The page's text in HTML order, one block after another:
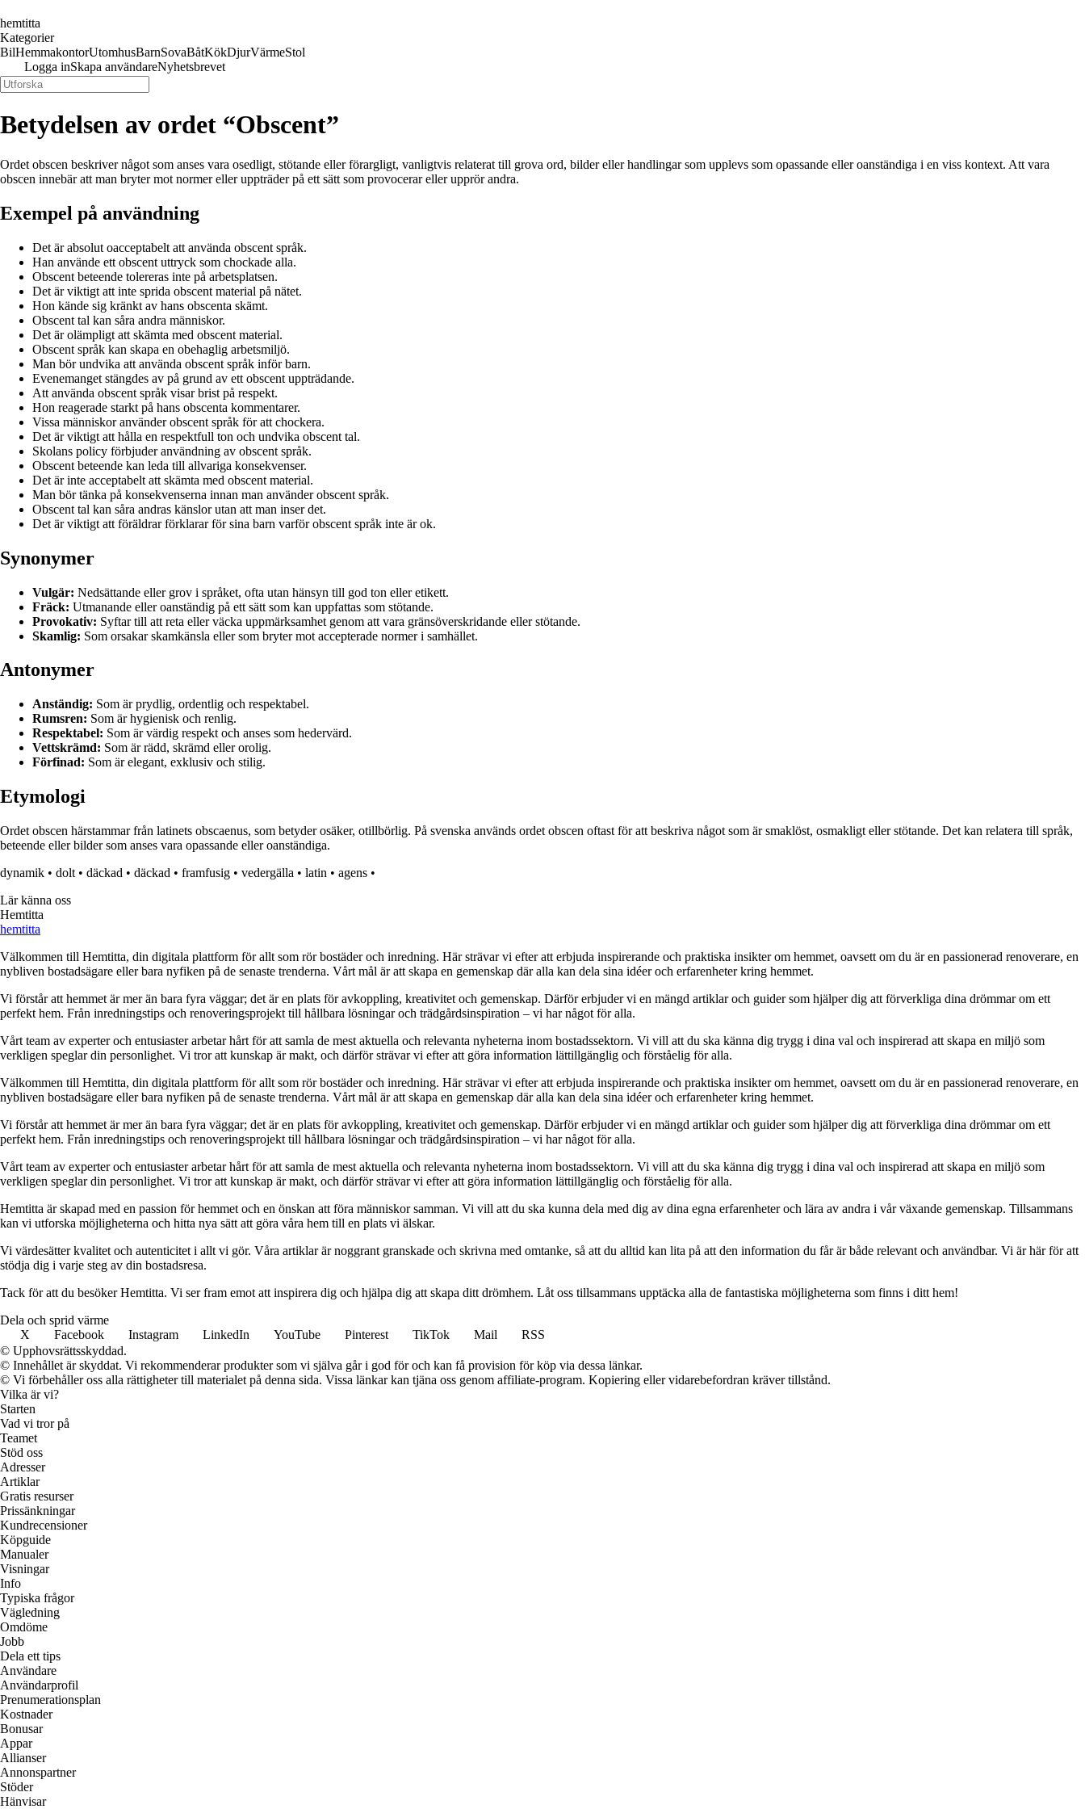
hemtitta
Kategorier
BilHemmakontorUtomhusBarnSovaBåtKökDjurVärmeStol
Logga inSkapa användareNyhetsbrevet
Betydelsen av ordet “Obscent”
Ordet obscen beskriver något som anses vara osedligt, stötande eller förargligt, vanligtvis relaterat till grova ord, bilder eller handlingar som upplevs som opassande eller oanständiga i en viss kontext. Att vara
obscen innebär att man bryter mot normer eller uppträder på ett sätt som provocerar eller upprör andra.
Exempel på användning
Det är absolut oacceptabelt att använda obscent språk.
Han använde ett obscent uttryck som chockade alla.
Obscent beteende tolereras inte på arbetsplatsen.
Det är viktigt att inte sprida obscent material på nätet.
Hon kände sig kränkt av hans obscenta skämt.
Obscent tal kan såra andra människor.
Det är olämpligt att skämta med obscent material.
Obscent språk kan skapa en obehaglig arbetsmiljö.
Man bör undvika att använda obscent språk inför barn.
Evenemanget stängdes av på grund av ett obscent uppträdande.
Att använda obscent språk visar brist på respekt.
Hon reagerade starkt på hans obscenta kommentarer.
Vissa människor använder obscent språk för att chockera.
Det är viktigt att hålla en respektfull ton och undvika obscent tal.
Skolans policy förbjuder användning av obscent språk.
Obscent beteende kan leda till allvariga konsekvenser.
Det är inte acceptabelt att skämta med obscent material.
Man bör tänka på konsekvenserna innan man använder obscent språk.
Obscent tal kan såra andras känslor utan att man inser det.
Det är viktigt att föräldrar förklarar för sina barn varför obscent språk inte är ok.
Synonymer
Vulgär: Nedsättande eller grov i språket, ofta utan hänsyn till god ton eller etikett.
Fräck: Utmanande eller oanständig på ett sätt som kan uppfattas som stötande.
Provokativ: Syftar till att reta eller väcka uppmärksamhet genom att vara gränsöverskridande eller stötande.
Skamlig: Som orsakar skamkänsla eller som bryter mot accepterade normer i samhället.
Antonymer
Anständig: Som är prydlig, ordentlig och respektabel.
Rumsren: Som är hygienisk och renlig.
Respektabel: Som är värdig respekt och anses som hedervärd.
Vettskrämd: Som är rädd, skrämd eller orolig.
Förfinad: Som är elegant, exklusiv och stilig.
Etymologi
Ordet obscen härstammar från latinets obscaenus, som betyder osäker, otillbörlig. På svenska används ordet obscen oftast för att beskriva något som är smaklöst, osmakligt eller stötande. Det kan relatera till språk,
beteende eller bilder som anses vara opassande eller oanständiga.
dynamik • dolt • däckad • däckad • framfusig • vedergälla • latin • agens •
Lär känna oss
Hemtitta
hemtitta
Välkommen till Hemtitta, din digitala plattform för allt som rör bostäder och inredning. Här strävar vi efter att erbjuda inspirerande och praktiska insikter om hemmet, oavsett om du är en passionerad renoverare, en
nybliven bostadsägare eller bara nyfiken på de senaste trenderna. Vårt mål är att skapa en gemenskap där alla kan dela sina idéer och erfarenheter kring hemmet.
Vi förstår att hemmet är mer än bara fyra väggar; det är en plats för avkoppling, kreativitet och gemenskap. Därför erbjuder vi en mängd artiklar och guider som hjälper dig att förverkliga dina drömmar om ett
perfekt hem. Från inredningstips och renoveringsprojekt till hållbara lösningar och trädgårdsinspiration – vi har något för alla.
Vårt team av experter och entusiaster arbetar hårt för att samla de mest aktuella och relevanta nyheterna inom bostadssektorn. Vi vill att du ska känna dig trygg i dina val och inspirerad att skapa en miljö som
verkligen speglar din personlighet. Vi tror att kunskap är makt, och därför strävar vi efter att göra information lättillgänglig och förståelig för alla.
Välkommen till Hemtitta, din digitala plattform för allt som rör bostäder och inredning. Här strävar vi efter att erbjuda inspirerande och praktiska insikter om hemmet, oavsett om du är en passionerad renoverare, en
nybliven bostadsägare eller bara nyfiken på de senaste trenderna. Vårt mål är att skapa en gemenskap där alla kan dela sina idéer och erfarenheter kring hemmet.
Vi förstår att hemmet är mer än bara fyra väggar; det är en plats för avkoppling, kreativitet och gemenskap. Därför erbjuder vi en mängd artiklar och guider som hjälper dig att förverkliga dina drömmar om ett
perfekt hem. Från inredningstips och renoveringsprojekt till hållbara lösningar och trädgårdsinspiration – vi har något för alla.
Vårt team av experter och entusiaster arbetar hårt för att samla de mest aktuella och relevanta nyheterna inom bostadssektorn. Vi vill att du ska känna dig trygg i dina val och inspirerad att skapa en miljö som
verkligen speglar din personlighet. Vi tror att kunskap är makt, och därför strävar vi efter att göra information lättillgänglig och förståelig för alla.
Hemtitta är skapad med en passion för hemmet och en önskan att föra människor samman. Vi vill att du ska kunna dela med dig av dina egna erfarenheter och lära av andra i vår växande gemenskap. Tillsammans
kan vi utforska möjligheterna och hitta nya sätt att göra våra hem till en plats vi älskar.
Vi värdesätter kvalitet och autenticitet i allt vi gör. Våra artiklar är noggrant granskade och skrivna med omtanke, så att du alltid kan lita på att den information du får är både relevant och användbar. Vi är här för att
stödja dig i varje steg av din bostadsresa.
Tack för att du besöker Hemtitta. Vi ser fram emot att inspirera dig och hjälpa dig att skapa ditt drömhem. Låt oss tillsammans upptäcka alla de fantastiska möjligheterna som finns i ditt hem!
Dela och sprid värme
X
Facebook Instagram LinkedIn YouTube Pinterest TikTok Mail
RSS
© Upphovsrättsskyddad.
© Innehållet är skyddat. Vi rekommenderar produkter som vi själva går i god för och kan få provision för köp via dessa länkar.
© Vi förbehåller oss alla rättigheter till materialet på denna sida. Vissa länkar kan tjäna oss genom affiliate-program. Kopiering eller vidarebefordran kräver tillstånd.
Vilka är vi?
Starten
Vad vi tror på
Teamet
Stöd oss
Adresser
Artiklar
Gratis resurser
Prissänkningar
Kundrecensioner
Köpguide
Manualer
Visningar
Info
Typiska frågor
Vägledning
Omdöme
Jobb
Dela ett tips
Användare
Användarprofil
Prenumerationsplan
Kostnader
Bonusar
Appar
Allianser
Annonspartner
Stöder
Hänvisar